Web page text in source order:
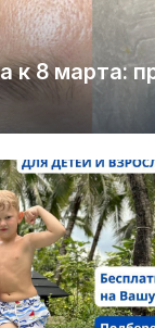
к 8 марта: